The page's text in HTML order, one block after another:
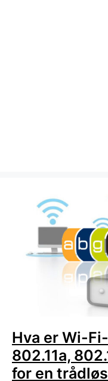
Hva er Wi-
802.11a,
for en